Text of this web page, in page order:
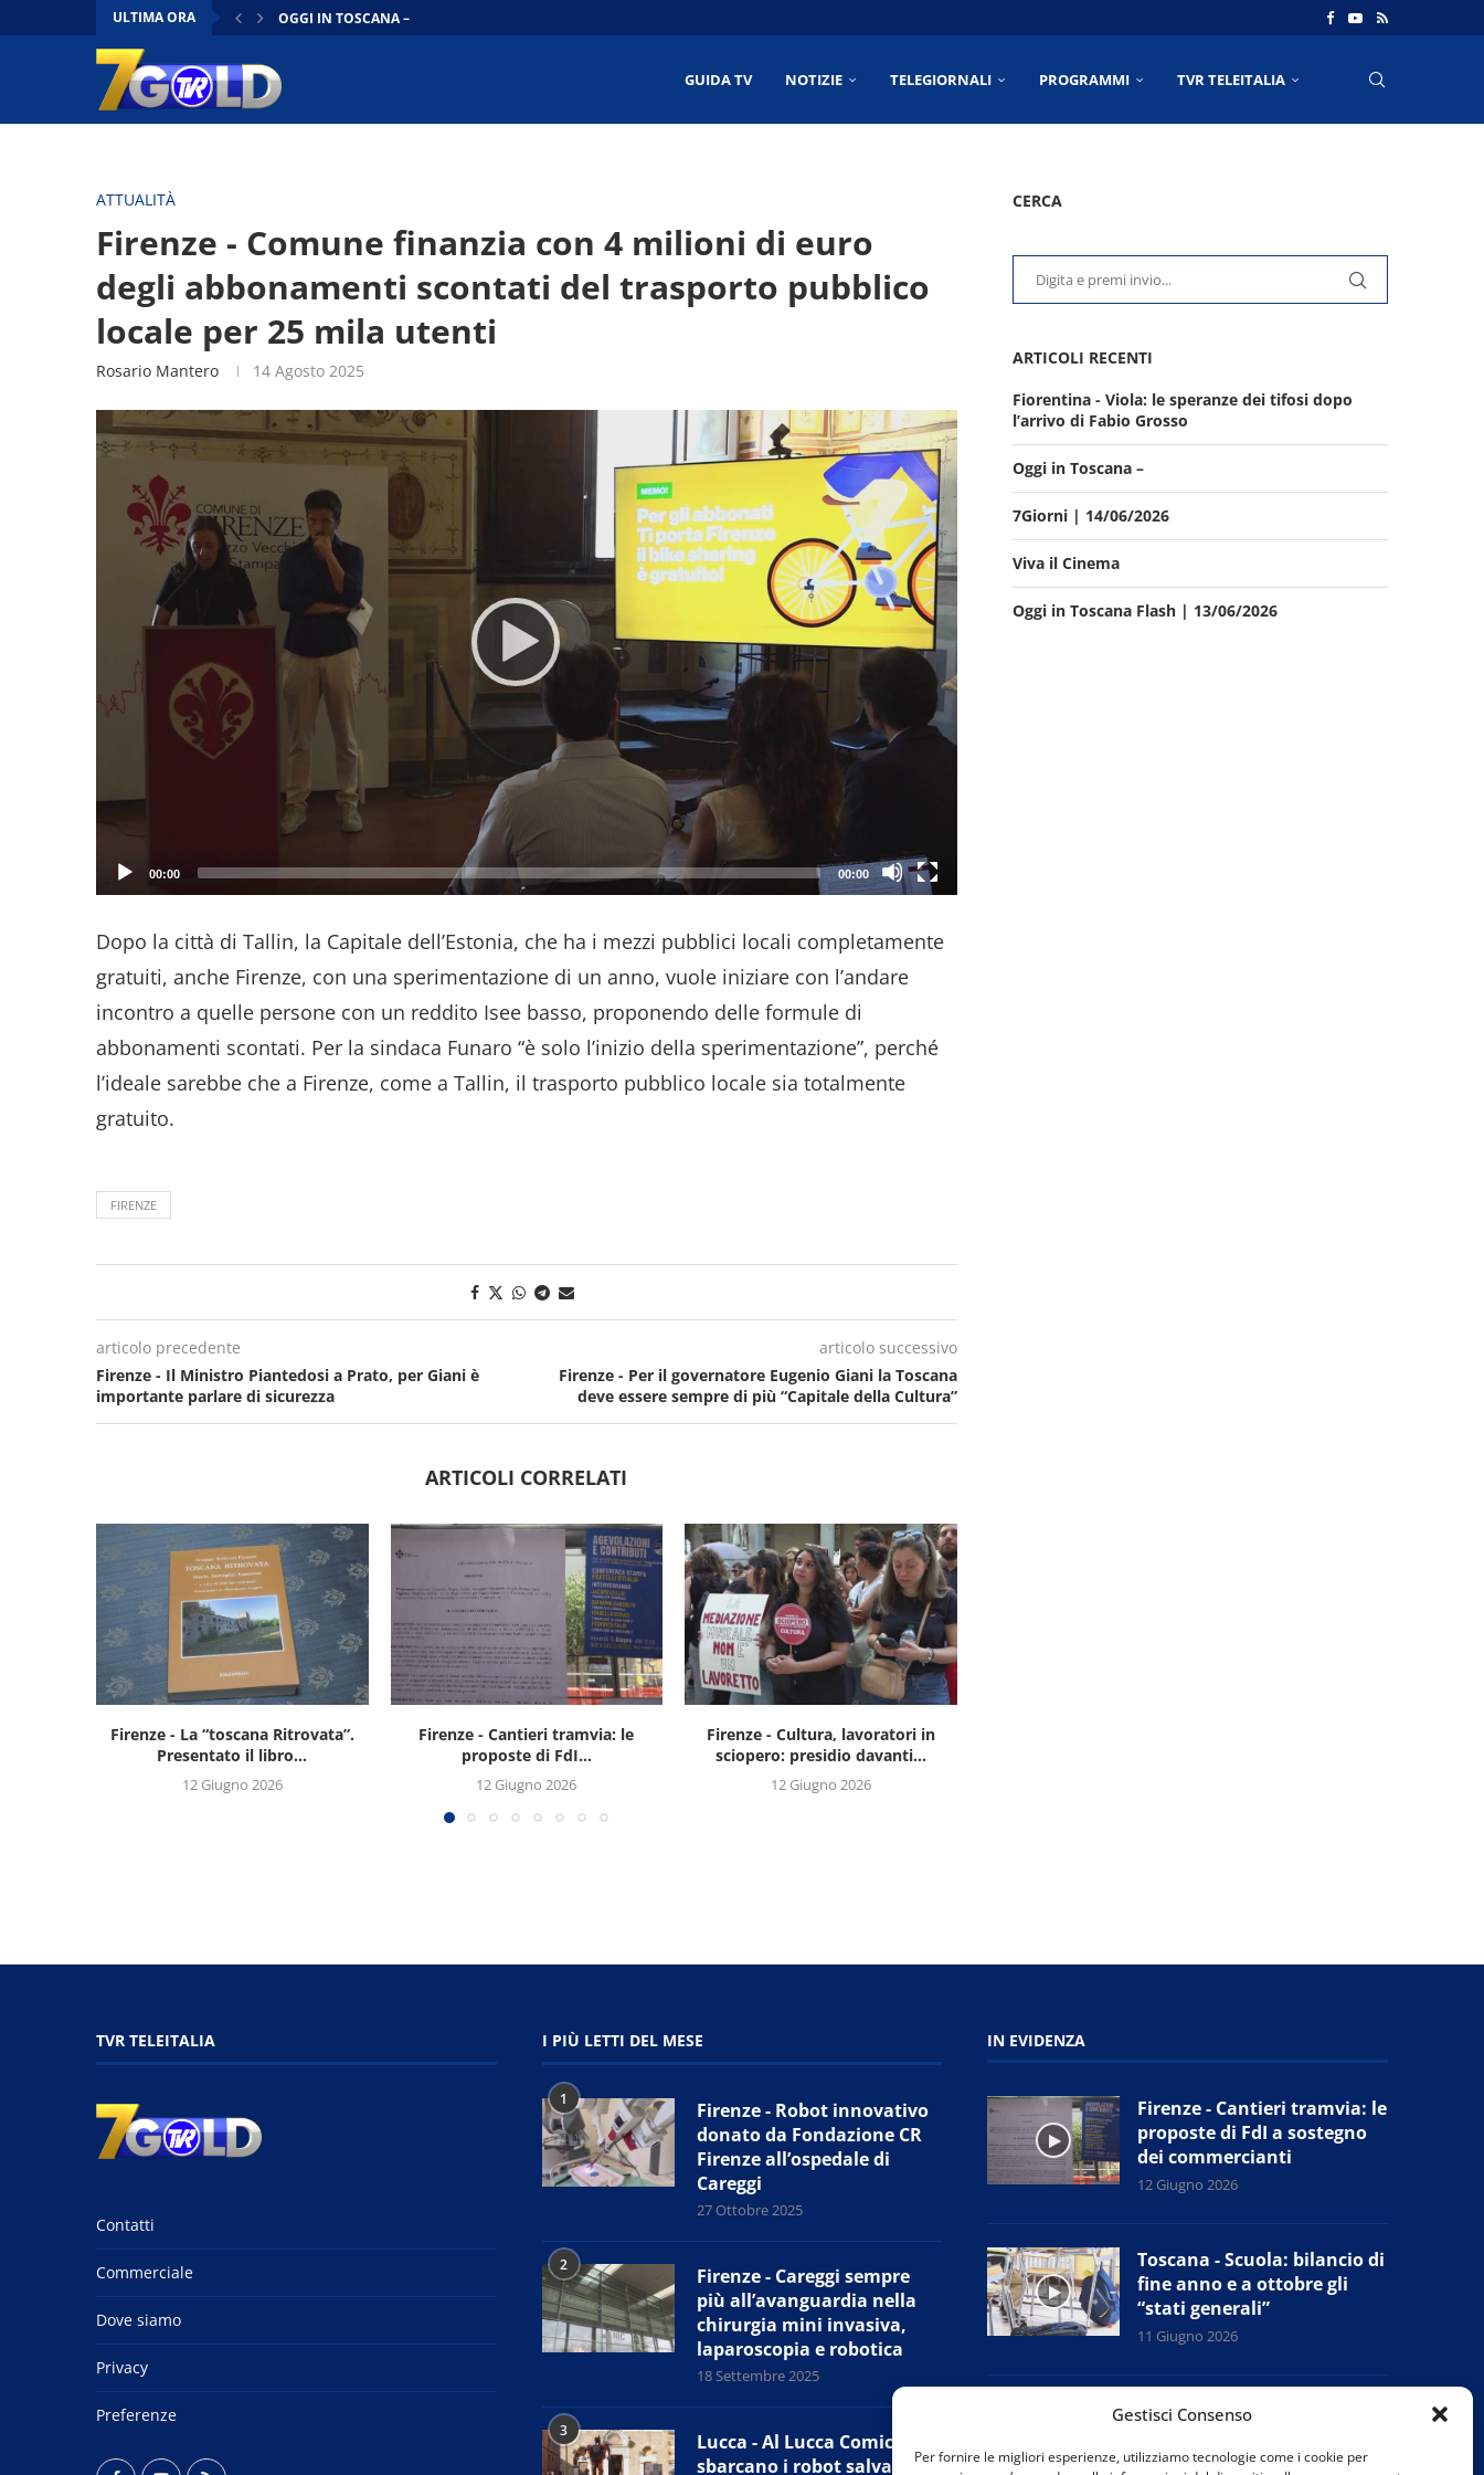
Gestisci Consenso
Per fornire le migliori esperienze, utilizziamo tecnologie come i cookie per
ULTIMA ORA
OGGI IN TOSCANA –
GUIDA TV NOTIZIE TELEGIORNALI PROGRAMMI TVR TELEITALIA
ATTUALITÀ
Firenze - Comune finanzia con 4 milioni di euro
degli abbonamenti scontati del trasporto pubblico
locale per 25 mila utenti
Rosario Mantero 14 Agosto 2025
Video
Player
00:00 00:00
Dopo la città di Tallin, la Capitale dell’Estonia, che ha i mezzi pubblici locali completamente
gratuiti, anche Firenze, con una sperimentazione di un anno, vuole iniziare con l’andare
incontro a quelle persone con un reddito Isee basso, proponendo delle formule di
abbonamenti scontati. Per la sindaca Funaro “è solo l’inizio della sperimentazione”, perché
l’ideale sarebbe che a Firenze, come a Tallin, il trasporto pubblico locale sia totalmente
gratuito.
FIRENZE
articolo precedente
Firenze - Il Ministro Piantedosi a Prato, per Giani è
importante parlare di sicurezza
articolo successivo
Firenze - Per il governatore Eugenio Giani la Toscana
deve essere sempre di più “Capitale della Cultura”
ARTICOLI CORRELATI
Firenze - La “toscana Ritrovata”.
Presentato il libro...
12 Giugno 2026
Firenze - Cantieri tramvia: le
proposte di FdI...
12 Giugno 2026
Firenze - Cultura, lavoratori in
sciopero: presidio davanti...
12 Giugno 2026
CERCA
ARTICOLI RECENTI
Fiorentina - Viola: le speranze dei tifosi dopo
l’arrivo di Fabio Grosso
Oggi in Toscana –
7Giorni | 14/06/2026
Viva il Cinema
Oggi in Toscana Flash | 13/06/2026
TVR TELEITALIA
Contatti
Commerciale
Dove siamo
Privacy
Preferenze
I PIÙ LETTI DEL MESE
1
Firenze - Robot innovativo
donato da Fondazione CR
Firenze all’ospedale di
Careggi
27 Ottobre 2025
2
Firenze - Careggi sempre
più all’avanguardia nella
chirurgia mini invasiva,
laparoscopia e robotica
18 Settembre 2025
3
Lucca - Al Lucca Comics
sbarcano i robot salva
IN EVIDENZA
Firenze - Cantieri tramvia: le
proposte di FdI a sostegno
dei commercianti
12 Giugno 2026
Toscana - Scuola: bilancio di
fine anno e a ottobre gli
“stati generali”
11 Giugno 2026
Campi Bisenzio (Fi) - Sudd
Mingzhi, prove di accordo